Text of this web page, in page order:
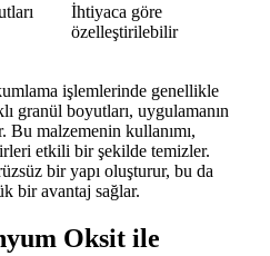
İhtiyaca göre
özelleştirilebilir
işlemlerinde genellikle
granül boyutları, uygulamanın
Bu malzemenin kullanımı,
etkili bir şekilde temizler.
bir yapı oluşturur, bu da
bir avantaj sağlar.
Oksit ile